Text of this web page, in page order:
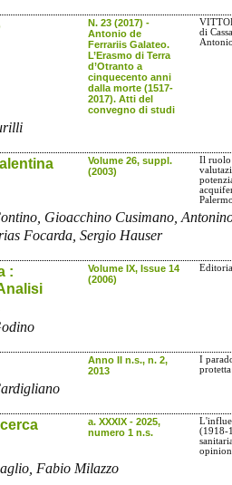
N. 23 (2017) -
Antonio de
Ferrariis Galateo.
L’Erasmo di Terra
d’Otranto a
cinquecento anni
dalla morte (1517-
2017). Atti del
convegno di studi
di
Volume 26, suppl.
(2003)
Il ruolo
Gioacchino Cusimano,
Focarda, Sergio Hauser
:
Volume IX, Issue 14
(2006)
Anno II n.s., n. 2,
2013
I
protetta
a. XXXIX - 2025,
numero 1 n.s.
(1918-
Fabio Milazzo